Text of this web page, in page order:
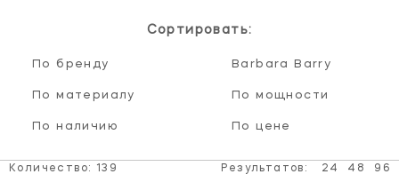
Сортировать:
По бренду Barbara Barry
По материалу По мощности
По наличию По цене
Количество: 139 Результатов: 24 48 96